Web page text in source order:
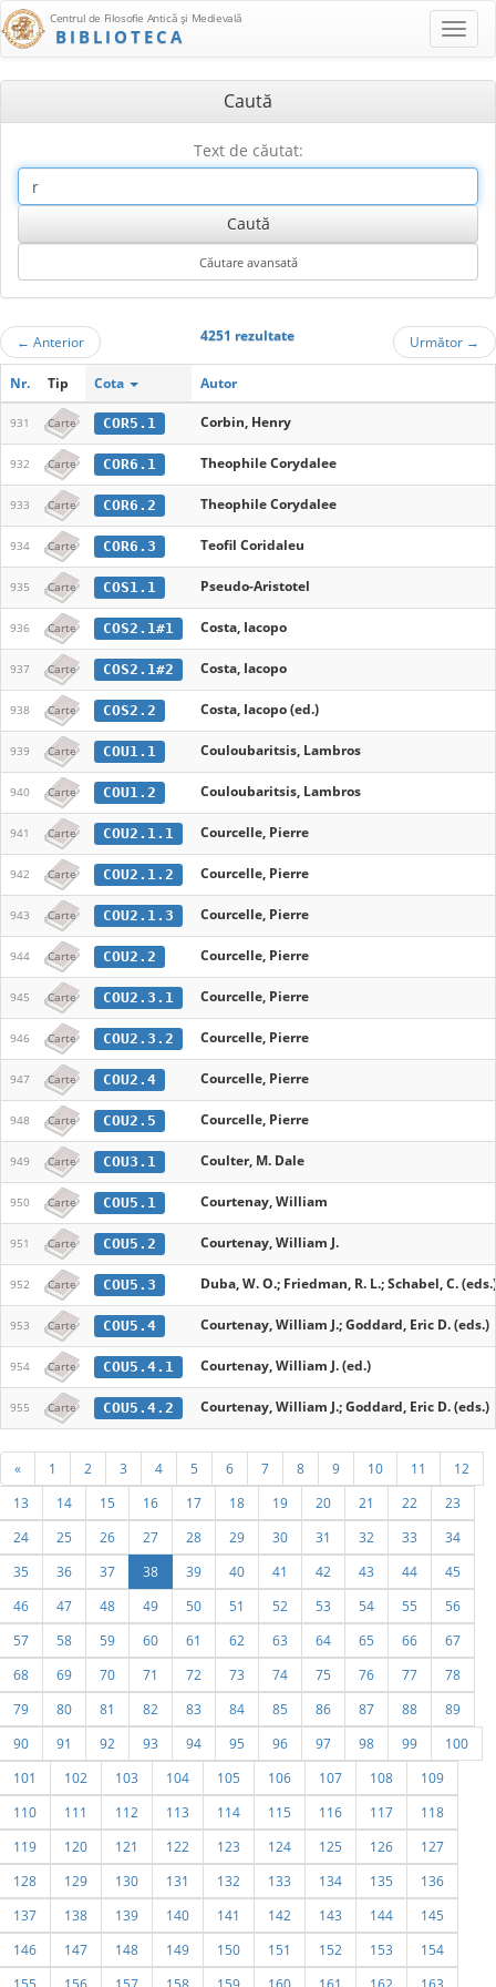
Centrul de Filosofie Antică şi Medievală
BIBLIOTECA
Caută
Text de căutat:
← Anterior 4251 rezultate Următor →
Nr. Tip Cota Autor
931 Carte COR5.1 Corbin, Henry
932 Carte COR6.1 Theophile Corydalee
933 Carte COR6.2 Theophile Corydalee
934 Carte COR6.3 Teofil Coridaleu
935 Carte COS1.1 Pseudo-Aristotel
936 Carte COS2.1#1 Costa, Iacopo
937 Carte COS2.1#2 Costa, Iacopo
938 Carte COS2.2 Costa, Iacopo (ed.)
939 Carte COU1.1 Couloubaritsis, Lambros
940 Carte COU1.2 Couloubaritsis, Lambros
941 Carte COU2.1.1 Courcelle, Pierre
942 Carte COU2.1.2 Courcelle, Pierre
943 Carte COU2.1.3 Courcelle, Pierre
944 Carte COU2.2 Courcelle, Pierre
945 Carte COU2.3.1 Courcelle, Pierre
946 Carte COU2.3.2 Courcelle, Pierre
947 Carte COU2.4 Courcelle, Pierre
948 Carte COU2.5 Courcelle, Pierre
949 Carte COU3.1 Coulter, M. Dale
950 Carte COU5.1 Courtenay, William
951 Carte COU5.2 Courtenay, William J.
952 Carte COU5.3 Duba, W. O.; Friedman, R. L.; Schabel, C. (eds.)
953 Carte COU5.4 Courtenay, William J.; Goddard, Eric D. (eds.)
954 Carte COU5.4.1 Courtenay, William J. (ed.)
955 Carte COU5.4.2 Courtenay, William J.; Goddard, Eric D. (eds.)
« 1 2 3 4 5 6 7 8 9 10 11
12
13
14 15 16 17 18 19 20 21 22
23
24
25 26 27 28 29 30 31 32 33
34
35
36 37 38 39 40 41 42 43 44
45
46
47 48 49 50 51 52 53 54 55
56
57
58 59 60 61 62 63 64 65 66
67
68
69 70 71 72 73 74 75 76 77
78
79
80 81 82 83 84 85 86 87 88
89
90
91 92 93 94 95 96 97 98 99
100
101
102 103 104 105 106 107 108
109
110
111 112 113 114 115 116 117
118
119
120 121 122 123 124 125 126
127
128
129 130 131 132 133 134 135
136
137
138 139 140 141 142 143 144
145
146
147 148 149 150 151 152 153
154